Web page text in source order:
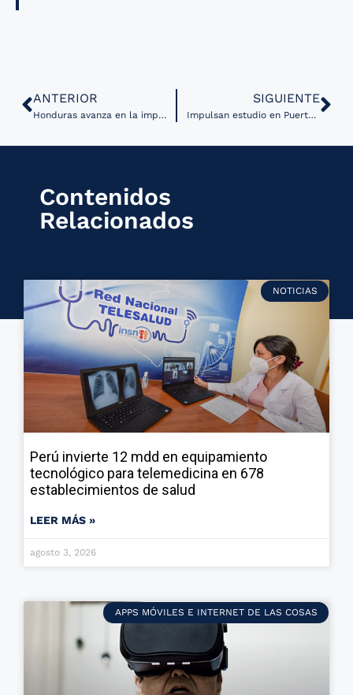
ANTERIOR
Honduras avanza en la implementación de una encuesta nacional sobre factores de riesgo de enfermedades crónicas
SIGUIENTE
Impulsan estudio en Puerto Rico para ampliar acceso a servicios de salud mental en comunidades rurales vía telesalud
Contenidos
Relacionados
NOTICIAS
Perú invierte 12 mdd en equipamiento
tecnológico para telemedicina en 678
establecimientos de salud
LEER MÁS »
agosto 3, 2026
APPS MÓVILES E INTERNET DE LAS COSAS